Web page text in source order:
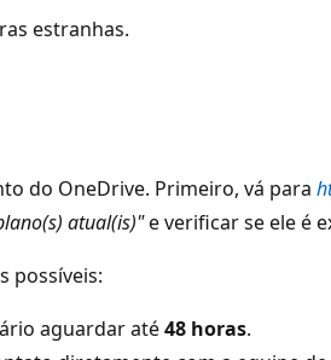
estranhas.
do OneDrive. Primeiro, vá para
atual(is)"e verificar se ele é
possíveis:
aguardar até48 horas.